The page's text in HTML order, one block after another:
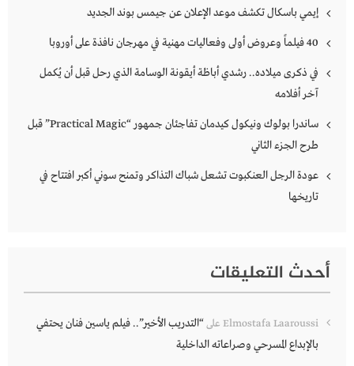
إيمي باسكال تكشف موعد الإعلان عن جيمس بوند الجديد
40 فيلماً وعروض أولى وفعاليات مهنية في مهرجان نافذة على أوروبا
في ذكرى ميلاده.. رشدي أباظة أيقونة الوسامة الذي رحل قبل أن يُكمل
آخر أفلامه
ساندرا بولوك ونيكول كيدمان تفاجئان جمهور “Practical Magic” قبل
طرح الجزء الثاني
عودة الرجل العنكبوت تشعل شباك التذاكر وتمنح سوني أكبر افتتاح في
تاريخها
أحدث التعليقات
Elmostafa Laaroussi على“التدريب الأخير”.. فيلم ياسين فنان يحتفي
بالإبداع المسرحي وصراعاته الداخلية